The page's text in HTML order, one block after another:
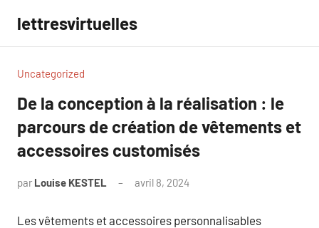
contenu
lettresvirtuelles
Uncategorized
De la conception à la réalisation : le
parcours de création de vêtements et
accessoires customisés
par Louise KESTEL avril 8, 2024
Les vêtements et accessoires personnalisables